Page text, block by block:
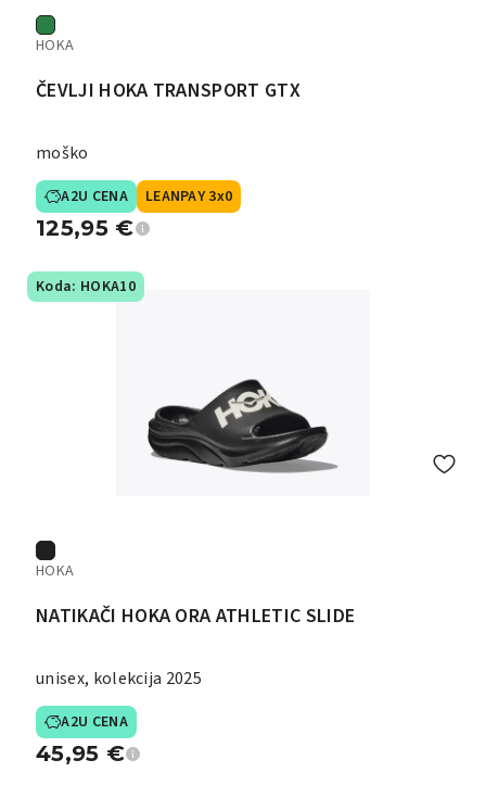
HOKA
ČEVLJI HOKA TRANSPORT GTX
moško
A2U CENA LEANPAY 3x0
125,95 €
Koda: HOKA10
HOKA
NATIKAČI HOKA ORA ATHLETIC SLIDE
unisex, kolekcija 2025
A2U CENA
45,95 €